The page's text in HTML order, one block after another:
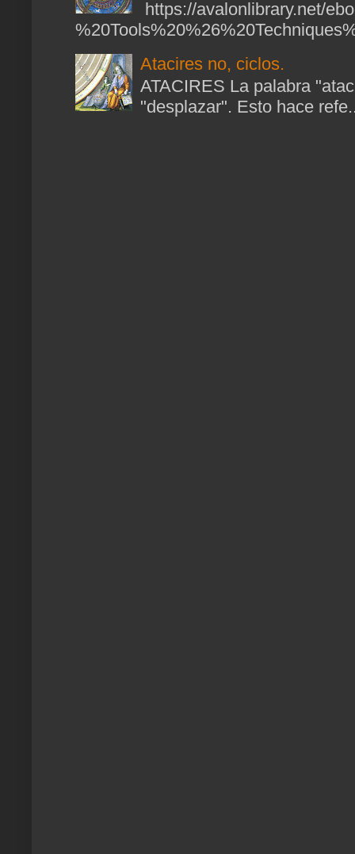
https://avalonlibrary.net/
Atacires no, ciclos.
ATACIRES La palabra
"desplazar". Esto hace